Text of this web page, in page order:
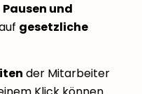
und
gesetzliche
der Mitarbeiter